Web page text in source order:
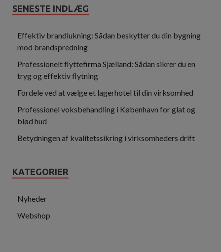
SENESTE INDLÆG
Effektiv brandlukning: Sådan beskytter du din bygning
mod brandspredning
Professionelt flyttefirma Sjælland: Sådan sikrer du en
tryg og effektiv flytning
Fordele ved at vælge et lagerhotel til din virksomhed
Professionel voksbehandling i København for glat og
blød hud
Betydningen af kvalitetssikring i virksomheders drift
KATEGORIER
Nyheder
Webshop